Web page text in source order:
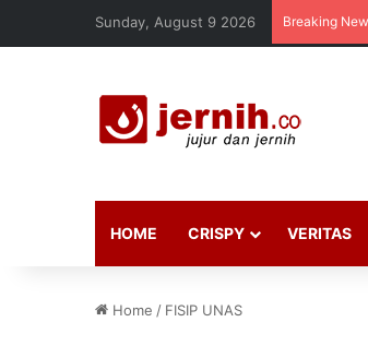
Sunday, August 9 2026 Breaking
HOME CRISPY VERITAS
Home / FISIP UNAS